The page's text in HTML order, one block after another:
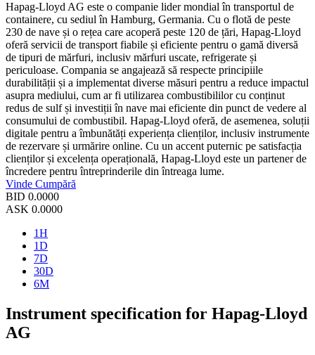
Hapag-Lloyd AG este o companie lider mondial în transportul de
containere, cu sediul în Hamburg, Germania. Cu o flotă de peste
230 de nave și o rețea care acoperă peste 120 de țări, Hapag-Lloyd
oferă servicii de transport fiabile și eficiente pentru o gamă diversă
de tipuri de mărfuri, inclusiv mărfuri uscate, refrigerate și
periculoase. Compania se angajează să respecte principiile
durabilității și a implementat diverse măsuri pentru a reduce impactul
asupra mediului, cum ar fi utilizarea combustibililor cu conținut
redus de sulf și investiții în nave mai eficiente din punct de vedere al
consumului de combustibil. Hapag-Lloyd oferă, de asemenea, soluții
digitale pentru a îmbunătăți experiența clienților, inclusiv instrumente
de rezervare și urmărire online. Cu un accent puternic pe satisfacția
clienților și excelența operațională, Hapag-Lloyd este un partener de
încredere pentru întreprinderile din întreaga lume.
Vinde Cumpără
BID 0.0000
ASK 0.0000
1H
1D
7D
30D
6M
Instrument specification for Hapag-Lloyd
AG